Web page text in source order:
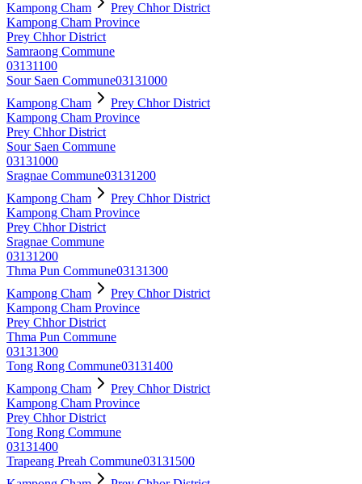
Kampong Cham
Prey Chhor District
Kampong Cham Province
Prey Chhor District
Samraong Commune
03131100
Sour Saen Commune03131000
Kampong Cham
Prey Chhor District
Kampong Cham Province
Prey Chhor District
Sour Saen Commune
03131000
Sragnae Commune03131200
Kampong Cham
Prey Chhor District
Kampong Cham Province
Prey Chhor District
Sragnae Commune
03131200
Thma Pun Commune03131300
Kampong Cham
Prey Chhor District
Kampong Cham Province
Prey Chhor District
Thma Pun Commune
03131300
Tong Rong Commune03131400
Kampong Cham
Prey Chhor District
Kampong Cham Province
Prey Chhor District
Tong Rong Commune
03131400
Trapeang Preah Commune03131500